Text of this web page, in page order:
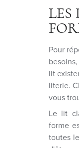
LES
Pour
lit
literie.
vous
Le lit
forme
toutes